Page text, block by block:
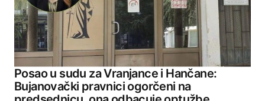
Posao u sudu za Vranjance i Hančane:
Bujanovački pravnici ogorčeni na